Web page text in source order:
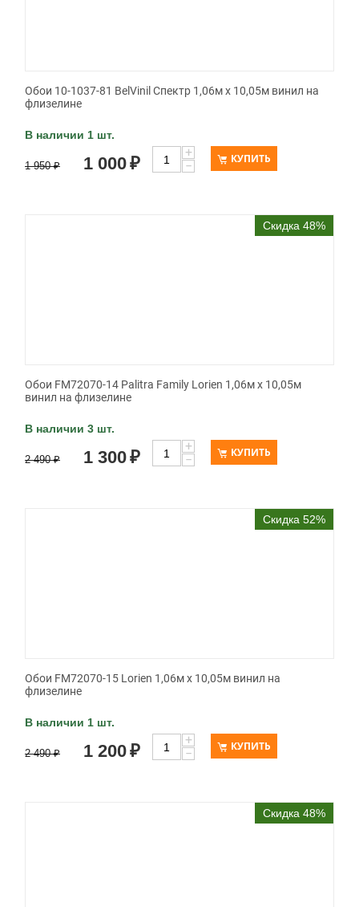
Обои 10-1037-81 BelVinil Спектр 1,06м х 10,05м винил на
флизелине
В наличии 1 шт.
1 950 ₽ 1 000₽
+
−
КУПИТЬ
Скидка 48%
Обои FM72070-14 Palitra Family Lorien 1,06м х 10,05м
винил на флизелине
В наличии 3 шт.
2 490 ₽ 1 300₽
+
−
КУПИТЬ
Скидка 52%
Обои FM72070-15 Lorien 1,06м х 10,05м винил на
флизелине
В наличии 1 шт.
2 490 ₽ 1 200₽
+
−
КУПИТЬ
Скидка 48%